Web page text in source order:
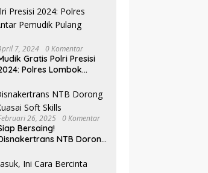
7, 2024 0 Komentar
Gratis Polri Presisi
Polres Lombok
Kampung
26, 2025 0 Komentar
Bersaing!
NTB Dorong
Skills